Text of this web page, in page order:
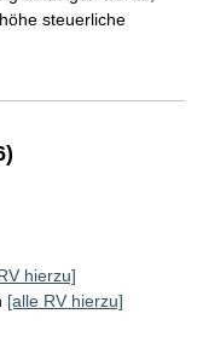
steuerliche
hierzu]
[alle RV hierzu]